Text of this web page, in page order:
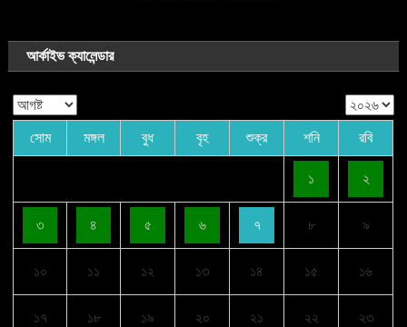
আর্কাইভ ক্যালেন্ডার
সোম মঙ্গল বুধ বৃহ শুক্র শনি রবি
১ ২
৩ ৪ ৫ ৬ ৭ ৮ ৯
১০ ১১ ১২ ১৩ ১৪ ১৫ ১৬
১৭ ১৮ ১৯ ২০ ২১ ২২ ২৩